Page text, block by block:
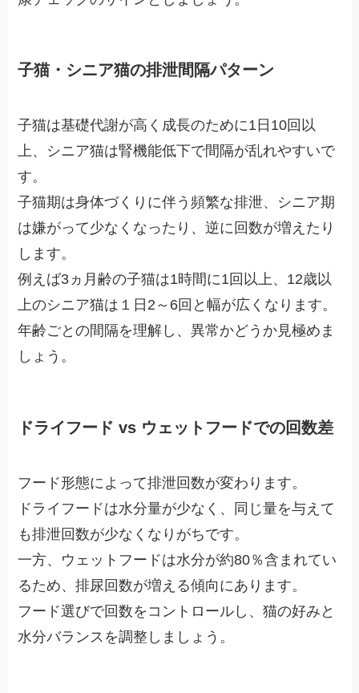
子猫・シニア猫の排泄間隔パターン
子猫は基礎代謝が高く成長のために1日10回以
上、シニア猫は腎機能低下で間隔が乱れやすいで
す。
子猫期は身体づくりに伴う頻繁な排泄、シニア期
は嫌がって少なくなったり、逆に回数が増えたり
します。
例えば3ヵ月齢の子猫は1時間に1回以上、12歳以
上のシニア猫は１日2～6回と幅が広くなります。
年齢ごとの間隔を理解し、異常かどうか見極めま
しょう。
ドライフード vs ウェットフードでの回数差
フード形態によって排泄回数が変わります。
ドライフードは水分量が少なく、同じ量を与えて
も排泄回数が少なくなりがちです。
一方、ウェットフードは水分が約80％含まれてい
るため、排尿回数が増える傾向にあります。
フード選びで回数をコントロールし、猫の好みと
水分バランスを調整しましょう。